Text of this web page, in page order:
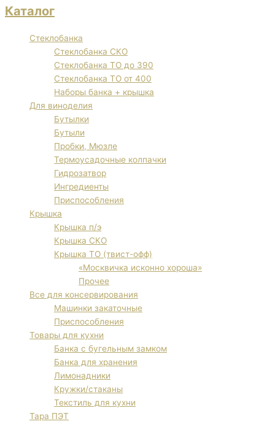
Каталог
Стеклобанка
Стеклобанка СКО
Стеклобанка ТО до 390
Стеклобанка ТО от 400
Наборы банка + крышка
Для виноделия
Бутылки
Бутыли
Пробки, Мюзле
Термоусадочные колпачки
Гидрозатвор
Ингредиенты
Приспособления
Крышка
Крышка п/э
Крышка СКО
Крышка ТО (твист-офф)
«Москвичка исконно хороша»
Прочее
Все для консервирования
Машинки закаточные
Приспособления
Товары для кухни
Банка с бугельным замком
Банка для хранения
Лимонадники
Кружки/стаканы
Текстиль для кухни
Тара ПЭТ